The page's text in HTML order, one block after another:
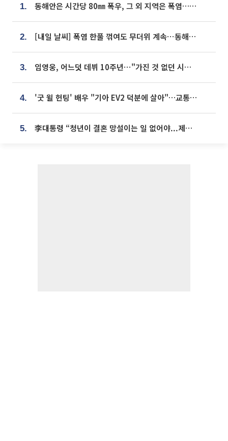
1. 동해안은 시간당 80㎜ 폭우, 그 외 지역은 폭염…‘극과 극 날씨’
2. [내일 날씨] 폭염 한풀 꺾여도 무더위 계속⋯동해안 이틀 연속 비
3. 임영웅, 어느덧 데뷔 10주년⋯"가진 것 없던 시절, 내 앞엔 20명의 팬뿐"
4. '굿 윌 헌팅' 배우 "기아 EV2 덕분에 살아"…교통사고 후 안전성 극찬
5. 李대통령 “청년이 결혼 망설이는 일 없어야...제도상 불이익 조사”